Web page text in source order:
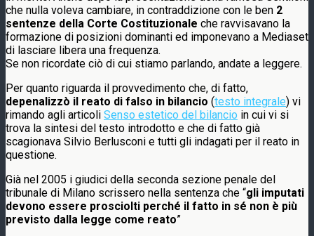
che nulla voleva cambiare, in contraddizione con le ben 2
sentenze della Corte Costituzionale che ravvisavano la
formazione di posizioni dominanti ed imponevano a Mediaset
di lasciare libera una frequenza.
Se non ricordate ciò di cui stiamo parlando, andate a leggere.
Per quanto riguarda il provvedimento che, di fatto,
depenalizzò il reato di falso in bilancio (testo integrale) vi
rimando agli articoli Senso estetico del bilancio in cui vi si
trova la sintesi del testo introdotto e che di fatto già
scagionava Silvio Berlusconi e tutti gli indagati per il reato in
questione.
Già nel 2005 i giudici della seconda sezione penale del
tribunale di Milano scrissero nella sentenza che “gli imputati
devono essere prosciolti perché il fatto in sé non è più
previsto dalla legge come reato”